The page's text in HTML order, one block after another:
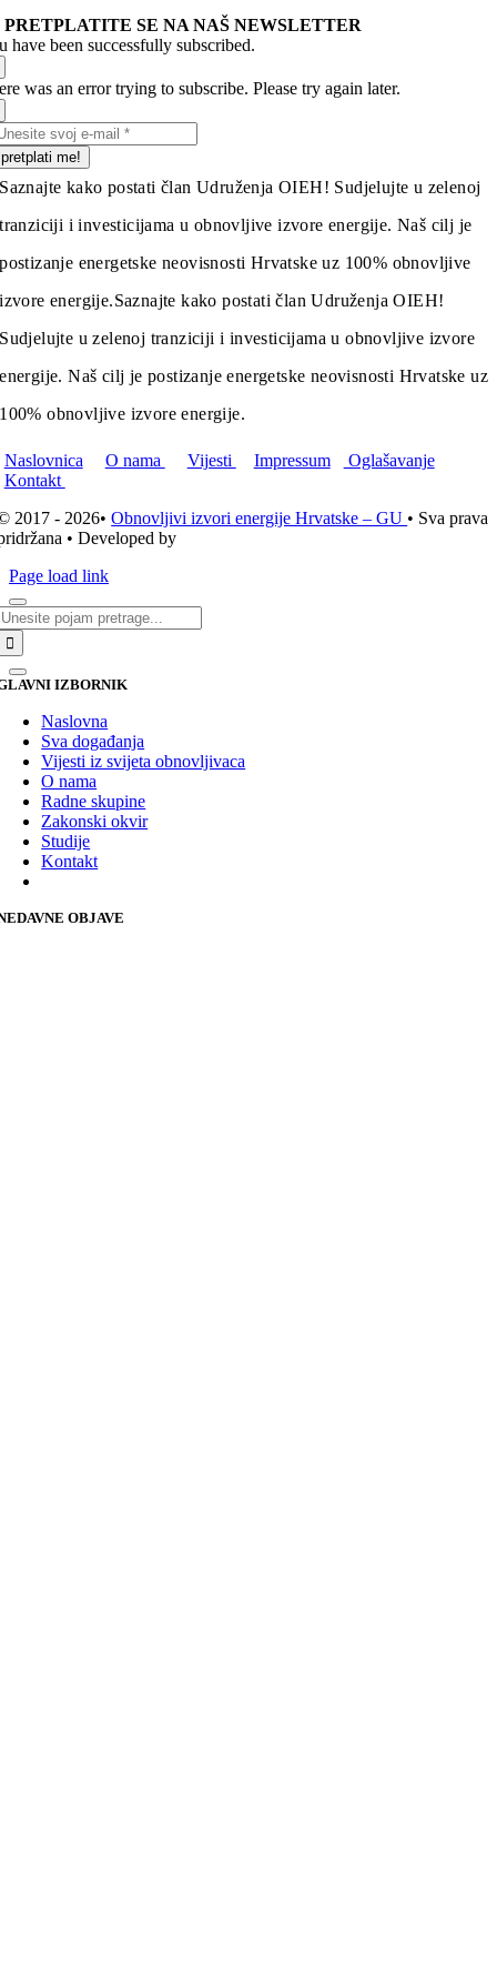
PRETPLATITE SE NA NAŠ NEWSLETTER
have been successfully subscribed.
was an error trying to subscribe. Please try again later.
pretplati me!
Saznajte kako postati član Udruženja OIEH! Sudjelujte u zelenoj
tranziciji i investicijama u obnovljive izvore energije. Naš cilj je
postizanje energetske neovisnosti Hrvatske uz 100% obnovljive
izvore energije.Saznajte kako postati član Udruženja OIEH!
Sudjelujte u zelenoj tranziciji i investicijama u obnovljive izvore
energije. Naš cilj je postizanje energetske neovisnosti Hrvatske uz
100% obnovljive izvore energije.
Naslovnica O nama Vijesti Impressum
Oglašavanje
Kontakt
2017 - 2026•Obnovljivi izvori energije Hrvatske – GU • Sva prava
• Developed by
Page load link
IZBORNIK
Naslovna
Sva događanja
Vijesti iz svijeta obnovljivaca
O nama
Radne skupine
Zakonski okvir
Studije
Kontakt
OBJAVE